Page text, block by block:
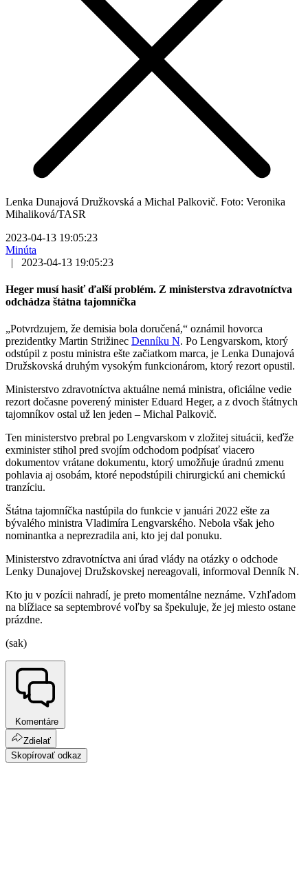
Lenka Dunajová Družkovská a Michal Palkovič. Foto: Veronika
Mihaliková/TASR
2023-04-13 19:05:23
Minúta
|
2023-04-13 19:05:23
Heger musí hasiť ďalší problém. Z ministerstva zdravotníctva
odchádza štátna tajomníčka
„Potvrdzujem, že demisia bola doručená,“ oznámil hovorca
prezidentky Martin Strižinec Denníku N. Po Lengvarskom, ktorý
odstúpil z postu ministra ešte začiatkom marca, je Lenka Dunajová
Družskovská druhým vysokým funkcionárom, ktorý rezort opustil.
Ministerstvo zdravotníctva aktuálne nemá ministra, oficiálne vedie
rezort dočasne poverený minister Eduard Heger, a z dvoch štátnych
tajomníkov ostal už len jeden – Michal Palkovič.
Ten ministerstvo prebral po Lengvarskom v zložitej situácii, keďže
exminister stihol pred svojím odchodom podpísať viacero
dokumentov vrátane dokumentu, ktorý umožňuje úradnú zmenu
pohlavia aj osobám, ktoré nepodstúpili chirurgickú ani chemickú
tranzíciu.
Štátna tajomníčka nastúpila do funkcie v januári 2022 ešte za
bývalého ministra Vladimíra Lengvarského. Nebola však jeho
nominantka a neprezradila ani, kto jej dal ponuku.
Ministerstvo zdravotníctva ani úrad vlády na otázky o odchode
Lenky Dunajovej Družskovskej nereagovali, informoval Denník N.
Kto ju v pozícii nahradí, je preto momentálne neznáme. Vzhľadom
na blížiace sa septembrové voľby sa špekuluje, že jej miesto ostane
prázdne.
(sak)
Komentáre
Zdielať
Skopírovať odkaz